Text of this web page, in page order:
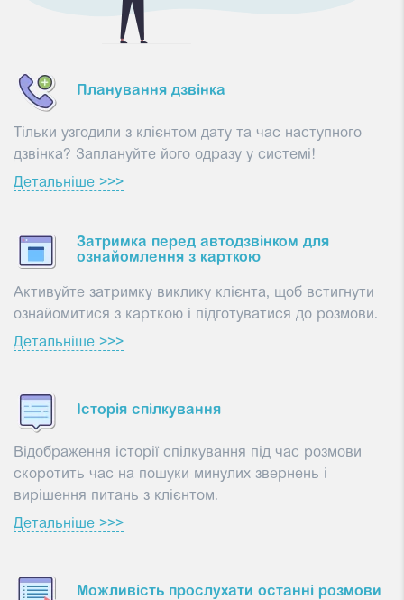
Планування дзвінка
Тільки узгодили з клієнтом дату та час наступного
дзвінка? Заплануйте його одразу у системі!
Детальніше >>>
Затримка перед автодзвінком для
ознайомлення з карткою
Активуйте затримку виклику клієнта, щоб встигнути
ознайомитися з карткою і підготуватися до розмови.
Детальніше >>>
Історія спілкування
Відображення історії спілкування під час розмови
скоротить час на пошуки минулих звернень і
вирішення питань з клієнтом.
Детальніше >>>
Можливість прослухати останні розмови